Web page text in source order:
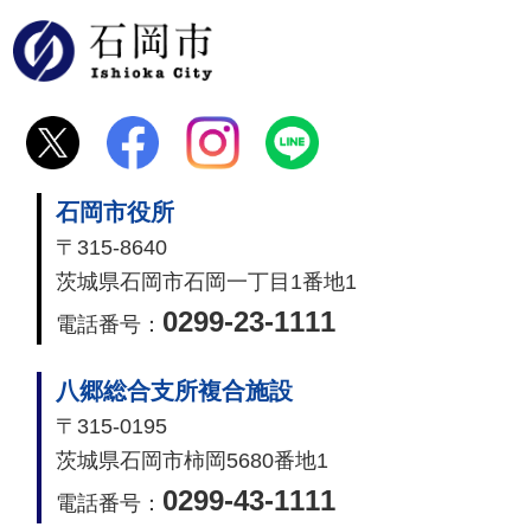
石岡市役所
〒315-8640
茨城県石岡市石岡一丁目1番地1
電話番号： 0299-23-1111
八郷総合支所複合施設
〒315-0195
茨城県石岡市柿岡5680番地1
電話番号： 0299-43-1111